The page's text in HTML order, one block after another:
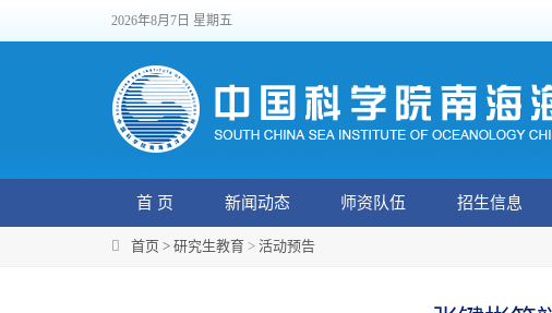
2026年8月7日 星期五
首 页 新闻动态 师资队伍 招生信息
首页 > 研究生教育 > 活动预告